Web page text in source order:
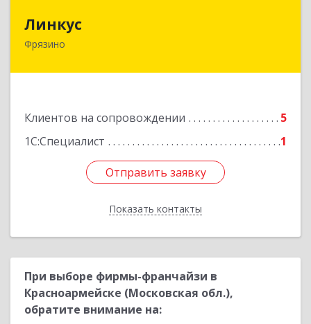
Линкус
Фрязино
Клиентов на сопровождении
5
1С:Специалист
1
Отправить заявку
Показать контакты
141191, Московская обл, Фрязино г, Ленина ул,
Отправить заявку
Назад
При выборе фирмы-франчайзи в
Красноармейске (Московская обл.),
обратите внимание на: